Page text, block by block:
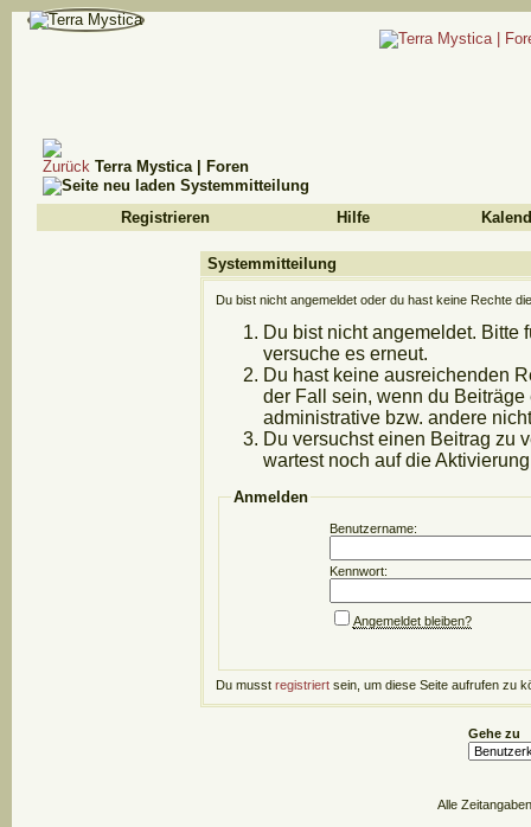
Terra Mystica | Foren
Systemmitteilung
Registrieren
Hilfe
Systemmitteilung
Du bist nicht angemeldet oder du hast keine Rechte
Du bist nicht angemeldet. Bitte
versuche es erneut.
Du hast keine ausreichenden
der Fall sein, wenn du
administrative bzw. andere
Du versuchst einen Beitrag zu
wartest noch auf die
Anmelden
Benutzername:
Kennwort:
Angemeldet bleiben?
Du musst registriert sein, um diese Seite aufrufen zu
Gehe zu
Alle